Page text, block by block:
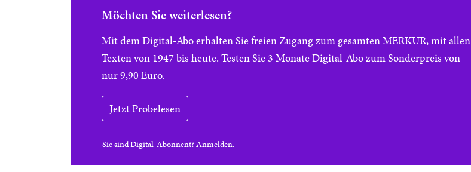
Möchten Sie weiterlesen?
Mit dem Digital-Abo erhalten Sie freien Zugang zum gesamten MERKUR, mit allen
Texten von 1947 bis heute. Testen Sie 3 Monate Digital-Abo zum Sonderpreis von
nur 9,90 Euro.
Jetzt Probelesen
Sie sind Digital-Abonnent? Anmelden.